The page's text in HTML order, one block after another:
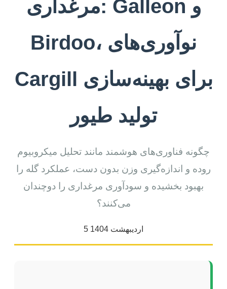
مرغداری: Galleon و
Birdoo، نوآوری‌های
Cargill برای بهینه‌سازی
تولید طیور
چگونه فناوری‌های هوشمند مانند تحلیل میکروبیوم
روده و اندازه‌گیری وزن بدون دست، عملکرد گله را
بهبود بخشیده و سودآوری مرغداری را دوچندان
می‌کنند؟
5 اردیبهشت 1404